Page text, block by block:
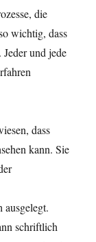
die
wichtig, dass
und jede
dass
kann. Sie
schriftlich